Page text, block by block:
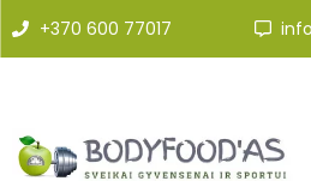
+370 600 77017